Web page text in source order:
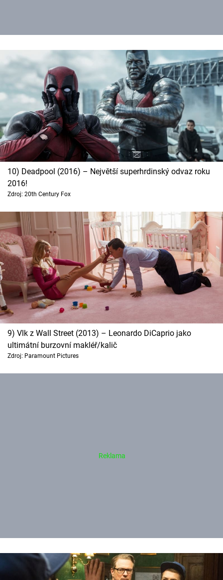
10) Deadpool (2016) – Největší superhrdinský odvaz roku
2016!
Zdroj: 20th Century Fox
9) Vlk z Wall Street (2013) – Leonardo DiCaprio jako
ultimátní burzovní makléř/kalič
Zdroj: Paramount Pictures